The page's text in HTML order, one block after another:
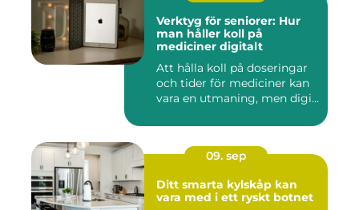
Verktyg för seniorer: Hur
man håller koll på
mediciner digitalt
Att hålla koll på doseringar
och tider för mediciner kan
vara en utmaning, men digi...
09. sep
Ditt smarta kylskåp kan
vara med i ett ryskt botnet